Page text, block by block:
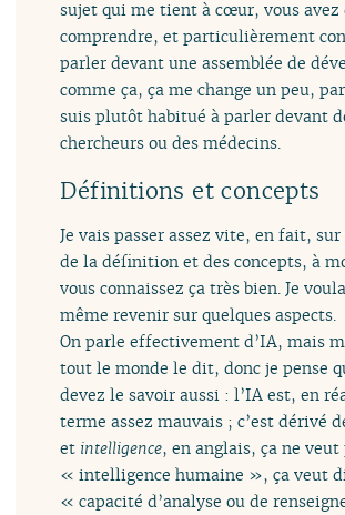
sujet qui me tient à cœur, vous avez
comprendre, et particulièrement
parler devant une assemblée de
comme ça, ça me change un peu,
suis plutôt habitué à parler devant
chercheurs ou des médecins.
Définitions et concepts
Je vais passer assez vite, en fait,
de la définition et des concepts, à
vous connaissez ça très bien. Je
même revenir sur quelques aspects.
On parle effectivement d’IA, mais
tout le monde le dit, donc je pense
devez le savoir aussi : l’IA est, en
terme assez mauvais ; c’est dérivé
et intelligence, en anglais, ça ne veut
« intelligence humaine », ça veut
« capacité d’analyse ou de